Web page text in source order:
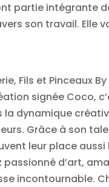
partie intégrante
son travail. Elle
Fils et Pinceaux
signée Coco,
la dynamique
Grâce à son
leur place
d’art,
incontournable.